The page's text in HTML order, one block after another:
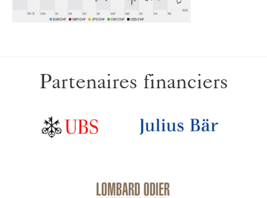
Partenaires financiers